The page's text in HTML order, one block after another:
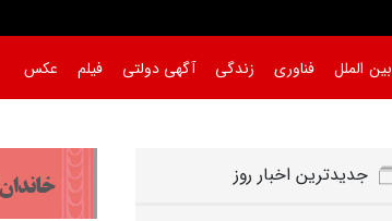
بین الملل فناوری زندگی آگهی دولتی فیلم عکس
جدیدترین اخبار روز